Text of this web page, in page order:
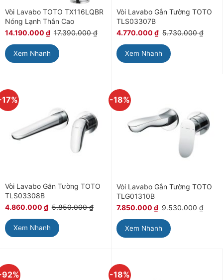
Vòi Lavabo TOTO TX116LQBR
Nóng Lạnh Thân Cao
14.190.000 ₫ 17.390.000₫
Xem Nhanh
Vòi Lavabo Gắn Tường TOTO
TLS03307B
4.770.000 ₫ 5.730.000₫
Xem Nhanh
Vòi Lavabo Gắn Tường TOTO
TLS03308B
4.860.000 ₫ 5.850.000₫
Xem Nhanh
-18%
Vòi Lavabo Gắn Tường TOTO
TLG01310B
7.850.000 ₫ 9.530.000₫
Xem Nhanh
-18%